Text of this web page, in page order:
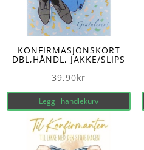
KONFIRMASJONSKORT
DBL,HÅNDL, JAKKE/SLIPS
39,90kr
Legg i handlekurv